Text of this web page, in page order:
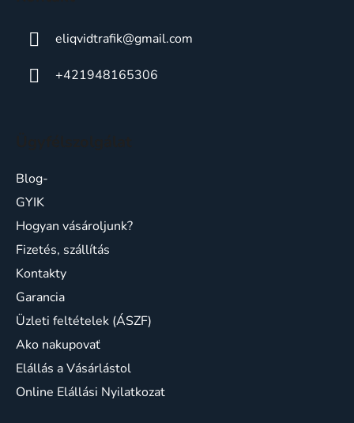
eliqvidtrafik@gmail.com
+421948165306
Blog-
GYIK
Hogyan vásároljunk?
Fizetés, szállítás
Kontakty
Garancia
Üzleti feltételek (ÁSZF)
Ako nakupovať
Elállás a Vásárlástol
Online Elállási Nyilatkozat